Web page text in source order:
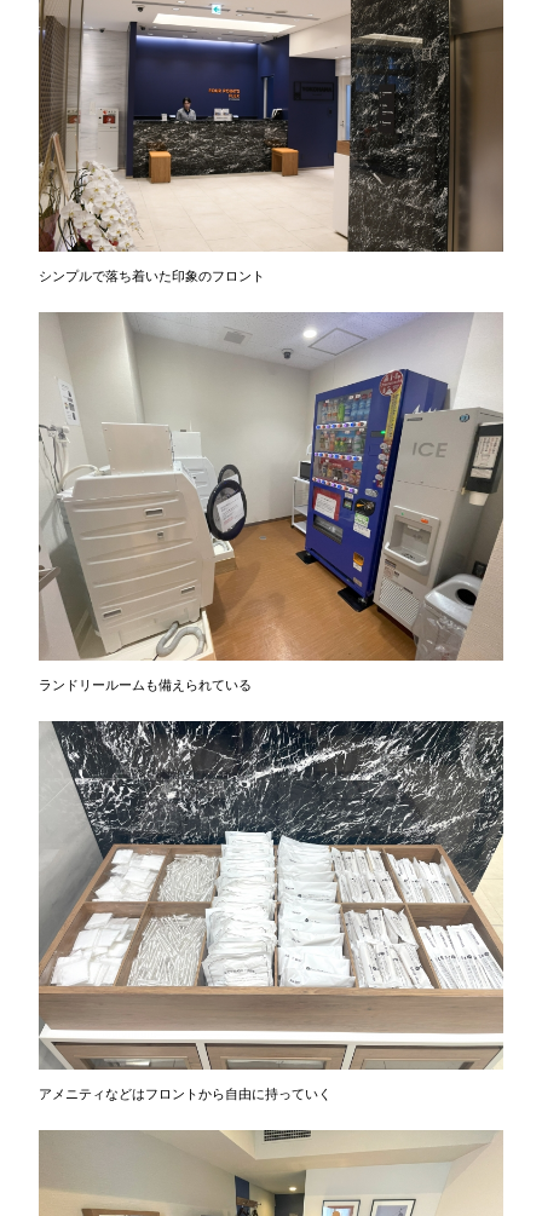
シンプルで落ち着いた印象のフロント
ランドリールームも備えられている
アメニティなどはフロントから自由に持っていく